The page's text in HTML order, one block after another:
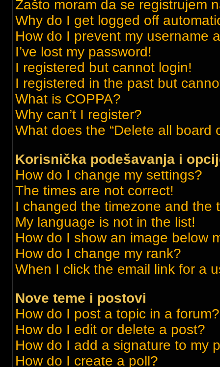
Zašto moram da se registrujem
Why do I get logged off
How do I prevent my username
I’ve lost my password!
I registered but cannot login!
I registered in the past but
What is COPPA?
Why can’t I register?
What does the “Delete all board
Korisnička podešavanja i
How do I change my settings?
The times are not correct!
I changed the timezone and the
My language is not in the list!
How do I show an image below
How do I change my rank?
When I click the email link for a
Nove teme i postovi
How do I post a topic in a forum?
How do I edit or delete a post?
How do I add a signature to my
How do I create a poll?